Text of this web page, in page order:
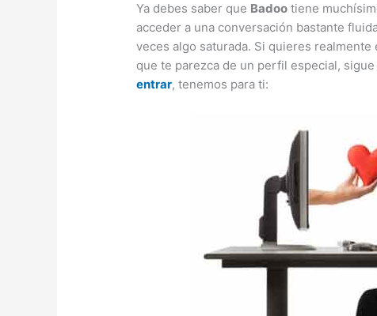
Ya debes saber que Badoo tiene
acceder a una conversación bastante
veces algo saturada. Si quieres
que te parezca de un perfil especial,
entrar, tenemos para ti: